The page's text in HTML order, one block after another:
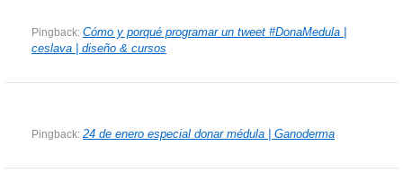
Pingback: Cómo y porqué programar un tweet #DonaMedula |
ceslava | diseño & cursos
Pingback: 24 de enero especial donar médula | Ganoderma